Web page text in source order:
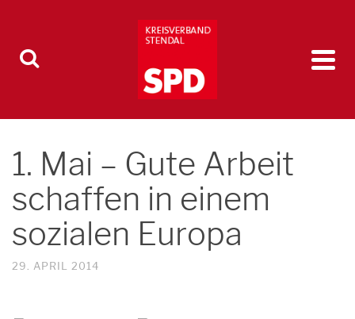
1. Mai – Gute Arbeit
schaffen in einem
sozialen Europa
29. APRIL 2014